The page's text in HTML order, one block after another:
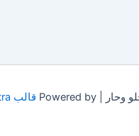
قالب Astra للووردبريس